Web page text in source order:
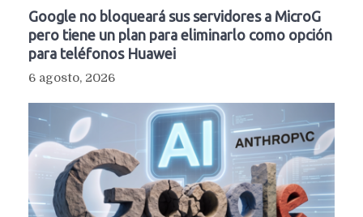
Google no bloqueará sus servidores a MicroG
pero tiene un plan para eliminarlo como opción
para teléfonos Huawei
6 agosto, 2026